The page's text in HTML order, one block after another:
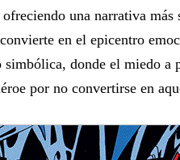
una narrativa
en el epicentro
donde el miedo a
por no convertirse en